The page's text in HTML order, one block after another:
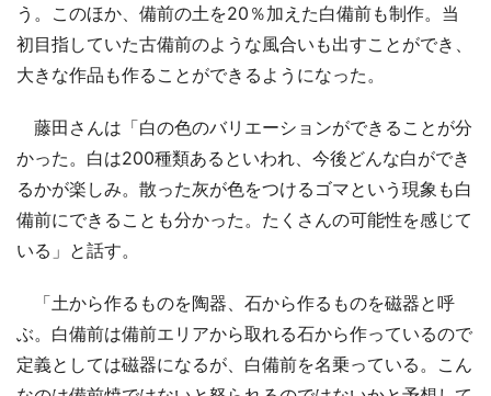
う。このほか、備前の土を20％加えた白備前も制作。当
初目指していた古備前のような風合いも出すことができ、
大きな作品も作ることができるようになった。
藤田さんは「白の色のバリエーションができることが分
かった。白は200種類あるといわれ、今後どんな白ができ
るかが楽しみ。散った灰が色をつけるゴマという現象も白
備前にできることも分かった。たくさんの可能性を感じて
いる」と話す。
「土から作るものを陶器、石から作るものを磁器と呼
ぶ。白備前は備前エリアから取れる石から作っているので
定義としては磁器になるが、白備前を名乗っている。こん